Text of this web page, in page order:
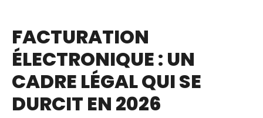
FACTURATION
ÉLECTRONIQUE : UN
CADRE LÉGAL QUI SE
DURCIT EN 2026